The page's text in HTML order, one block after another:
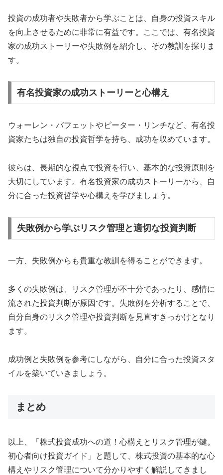
投資の成功者や失敗者から学ぶことは、自身の投資スキル
を向上させるために非常に有益です。ここでは、有名投資
家の成功ストーリーや失敗例を紹介し、その教訓を探りま
す。
有名投資家の成功ストーリーと心構え
ウォーレン・バフェットやピーター・リンチなど、有名投
資家たちは独自の投資哲学を持ち、成功を収めています。
彼らは、長期的な視点で投資を行い、基本的な投資原則を
大切にしています。有名投資家の成功ストーリーから、自
分に合った投資哲学や心構えを学びましょう。
失敗例から学ぶリスク管理と適切な投資判断
一方、失敗例からも貴重な教訓を得ることができます。
多くの失敗例は、リスク管理が不十分であったり、感情に
流された投資判断が原因です。失敗例を分析することで、
自分自身のリスク管理や投資判断を見直すきっかけとなり
ます。
成功例と失敗例を参考にしながら、自分に合った投資スタ
イルを築いていきましょう。
まとめ
以上、「株式投資成功への道！心構えとリスク管理が鍵。
初心者向け投資ガイド」と題して、株式投資の基本的な心
構えやリスク管理について分かりやすく解説してきまし